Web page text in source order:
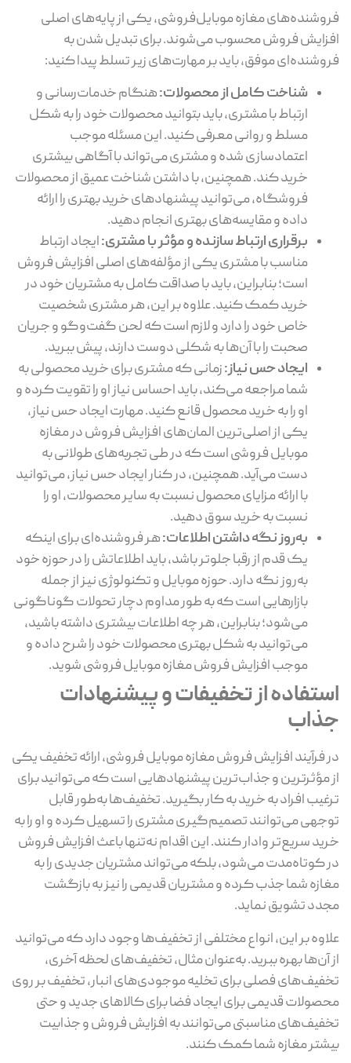
مغازه موبایل‌فروشی، یکی از پایه‌های اصلی
فروش محسوب می‌شوند. برای تبدیل شدن به
موفق، باید بر مهارت‌های زیر تسلط پیدا کنید:
شناخت کامل از محصولات:هنگام خدمات‌رسانی و
ارتباط با مشتری، باید بتوانید محصولات خود را به شکل
مسلط و روانی معرفی کنید. این مسئله موجب
اعتمادسازی شده و مشتری می‌تواند با آگاهی بیشتری
خرید کند. همچنین، با داشتن شناخت عمیق از محصولات
فروشگاه، می‌توانید پیشنهادهای خرید بهتری را ارائه
داده و مقایسه‌های بهتری انجام دهید.
برقراری ارتباط سازنده و مؤثر با مشتری:ایجاد ارتباط
مناسب با مشتری یکی از مؤلفه‌های اصلی افزایش فروش
است؛ بنابراین، باید با صداقت کامل به مشتریان خود در
خرید کمک کنید. علاوه بر این، هر مشتری شخصیت
خاص خود را دارد و لازم است که لحن گفت‌وگو و جریان
صحبت را با آن‌ها به شکلی دوست دارند، پیش ببرید.
ایجاد حس نیاز:زمانی که مشتری برای خرید محصولی به
شما مراجعه می‌کند، باید احساس نیاز او را تقویت کرده و
او را به خرید محصول قانع کنید. مهارت ایجاد حس نیاز،
یکی از اصلی‌ترین المان‌های افزایش فروش در مغازه
موبایل فروشی است که در طی تجربه‌های طولانی به
دست می‌آید. همچنین، در کنار ایجاد حس نیاز، می‌توانید
با ارائه مزایای محصول نسبت به سایر محصولات، او را
نسبت به خرید سوق دهید.
به‌روز نگه داشتن اطلاعات:هر فروشنده‌ای برای اینکه
یک قدم از رقبا جلوتر باشد، باید اطلاعاتش را در حوزه خود
به‌روز نگه دارد. حوزه موبایل و تکنولوژی نیز از جمله
بازارهایی است که به طور مداوم دچار تحولات گوناگونی
می‌شود؛ بنابراین، هر چه اطلاعات بیشتری داشته باشید،
می‌توانید به شکل بهتری محصولات خود را شرح داده و
موجب افزایش فروش مغازه موبایل فروشی شوید.
از تخفیفات و پیشنهادات
فرآیند افزایش فروش مغازه موبایل فروشی، ارائه تخفیف یکی
مؤثرترین و جذاب‌ترین پیشنهادهایی است که می‌توانید برای
افراد به خرید به کار بگیرید. تخفیف‌ها به‌طور قابل
می‌توانند تصمیم‌گیری مشتری را تسهیل کرده و او را به
سریع‌تر وادار کنند. این اقدام نه‌تنها باعث افزایش فروش
کوتاه‌مدت می‌شود، بلکه می‌تواند مشتریان جدیدی را به
شما جذب کرده و مشتریان قدیمی را نیز به بازگشت
تشویق نماید.
بر این، انواع مختلفی از تخفیف‌ها وجود دارد که می‌توانید
آن‌ها بهره ببرید. به‌عنوان مثال، تخفیف‌های لحظه آخری،
فصلی برای تخلیه موجودی‌های انبار، تخفیف بر روی
قدیمی برای ایجاد فضا برای کالاهای جدید و حتی
مناسبتی می‌توانند به افزایش فروش و جذابیت
مغازه شما کمک کنند.